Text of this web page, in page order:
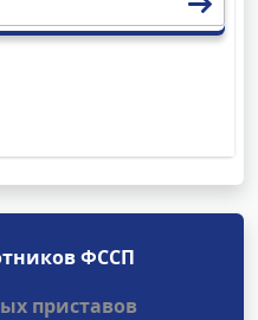
ФССП
приставов